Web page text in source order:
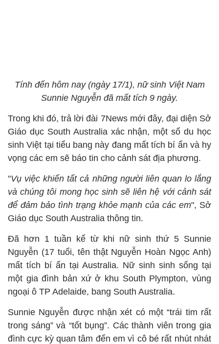
Tính đến hôm nay (ngày 17/1), nữ sinh Việt Nam
Sunnie Nguyễn đã mất tích 9 ngày.
Trong khi đó, trả lời đài 7News mới đây, đại diện Sở
Giáo dục South Australia xác nhận, một số du học
sinh Việt tại tiểu bang này đang mất tích bí ẩn và hy
vọng các em sẽ báo tin cho cảnh sát địa phương.
"Vụ việc khiến tất cả những người liên quan lo lắng
và chúng tôi mong học sinh sẽ liên hệ với cảnh sát
để đảm bảo tình trạng khỏe mạnh của các em", Sở
Giáo dục South Australia thông tin.
Đã hơn 1 tuần kể từ khi nữ sinh thứ 5 Sunnie
Nguyễn (17 tuổi, tên thật Nguyễn Hoàn Ngọc Anh)
mất tích bí ẩn tại Australia. Nữ sinh sinh sống tại
một gia đình bản xứ ở khu South Plympton, vùng
ngoại ô TP Adelaide, bang South Australia.
Sunnie Nguyễn được nhận xét có một “trái tim rất
trong sáng” và “tốt bụng”. Các thành viên trong gia
đình cực kỳ quan tâm đến em vì cô bé rất nhút nhát